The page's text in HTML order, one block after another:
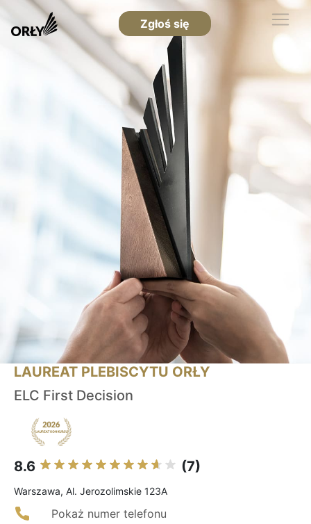
Zgłoś się
LAUREAT PLEBISCYTU ORŁY
ELC First Decision
8.6 (7)
Warszawa, Al. Jerozolimskie 123A
Pokaż numer telefonu